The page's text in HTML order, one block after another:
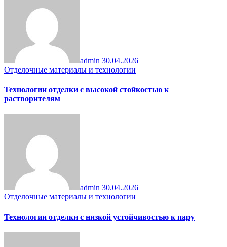
admin 30.04.2026
Отделочные материалы и технологии
Технологии отделки с высокой стойкостью к
растворителям
admin 30.04.2026
Отделочные материалы и технологии
Технологии отделки с низкой устойчивостью к пару